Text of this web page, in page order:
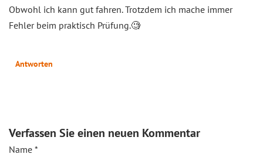
Obwohl ich kann gut fahren. Trotzdem ich mache immer
Fehler beim praktisch Prüfung.🧐
Antworten
Verfassen Sie einen neuen Kommentar
Name *